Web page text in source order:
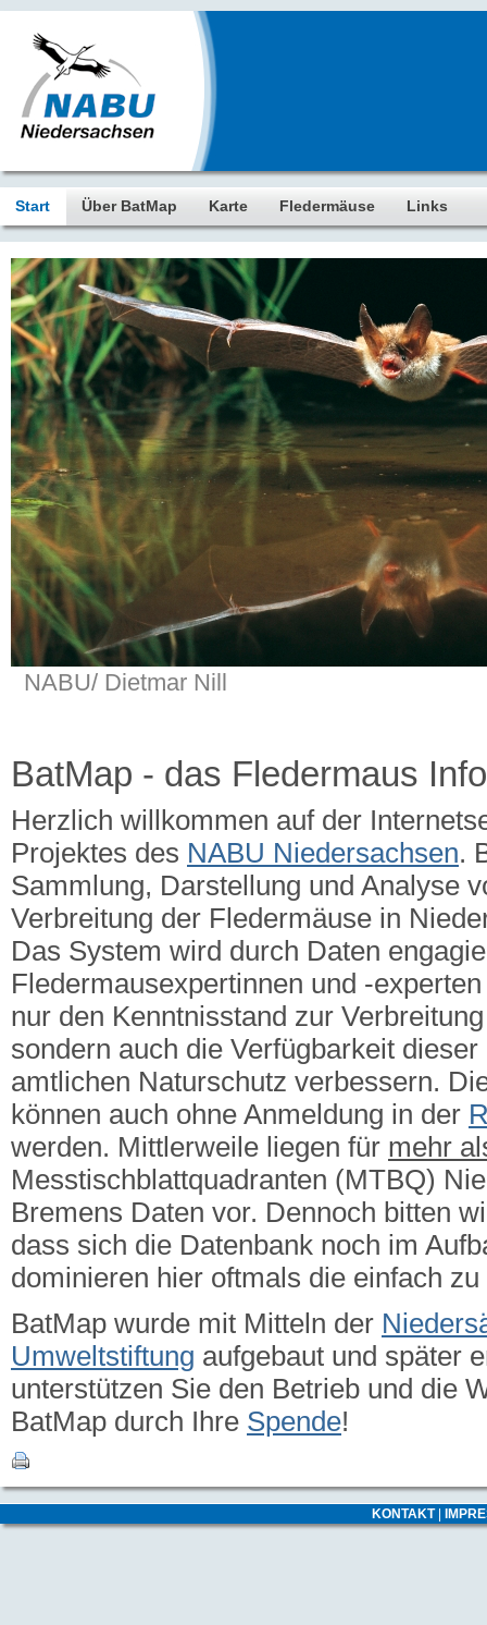
Start Über BatMap Karte Fledermäuse Links
NABU/ Dietmar Nill
BatMap - das Fledermaus
Herzlich willkommen auf der
Projektes des NABU Niedersachsen.
Sammlung, Darstellung und Analyse
Verbreitung der Fledermäuse in
Das System wird durch Daten
Fledermausexpertinnen und -
nur den Kenntnisstand zur
sondern auch die Verfügbarkeit
amtlichen Naturschutz verbessern.
können auch ohne Anmeldung in der
werden. Mittlerweile liegen für mehr
Messtischblattquadranten (MTBQ)
Bremens Daten vor. Dennoch bitten
dass sich die Datenbank noch im
dominieren hier oftmals die einfach
BatMap wurde mit Mitteln der
Umweltstiftung aufgebaut und später
unterstützen Sie den Betrieb und die
BatMap durch Ihre Spende!
KONTAKT|